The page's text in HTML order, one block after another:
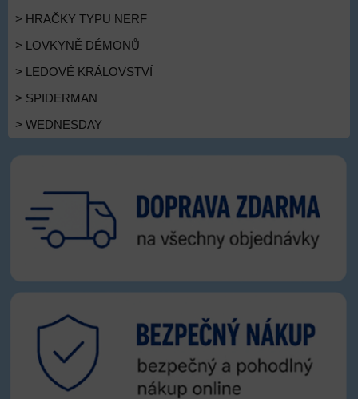
> HRAČKY TYPU NERF
> LOVKYNĚ DÉMONŮ
> LEDOVÉ KRÁLOVSTVÍ
> SPIDERMAN
> WEDNESDAY